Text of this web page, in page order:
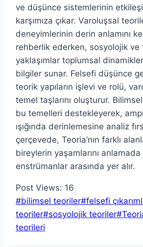
ve düşünce sistemlerinin
karşımıza çıkar. Varoluşsal
deneyimlerinin derin anlamını
rehberlik ederken, sosyolojik ve
yaklaşımlar toplumsal
bilgiler sunar. Felsefi düşünce
teorik yapıların işlevi ve rolü,
temel taşlarını oluşturur. Bilimsel
bu temelleri destekleyerek,
ışığında derinlemesine analiz
çerçevede, Teoria’nın farklı
bireylerin yaşamlarını
enstrümanlar arasında yer alır.
Post Views: 16
Post
Tags:
#bilimsel teoriler#felsefi
teoriler#sosyolojik teoriler#
teorileri